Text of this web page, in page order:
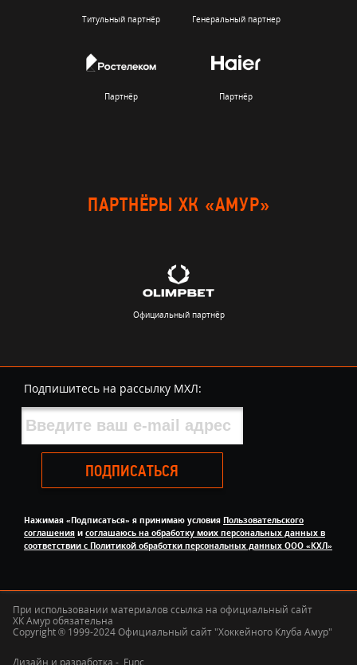
Титульный партнёр Генеральный партнер
Партнёр Партнёр
ПАРТНЁРЫ ХК «АМУР»
Официальный партнёр
Подпишитесь на рассылку МХЛ:
ПОДПИСАТЬСЯ
Нажимая «Подписаться» я принимаю условия Пользовательского
соглашения и соглашаюсь на обработку моих персональных данных в
соответствии с Политикой обработки персональных данных ООО «КХЛ»
При использовании материалов ссылка на официальный сайт
ХК Амур обязательна
Copyright ® 1999-2024 Официальный сайт "Хоккейного Клуба Амур"
Дизайн и разработка - Func.